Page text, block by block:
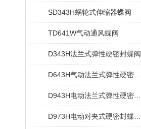
SD343H蜗轮式伸缩器蝶阀
TD641W气动通风蝶阀
D343H法兰式弹性硬密封蝶阀